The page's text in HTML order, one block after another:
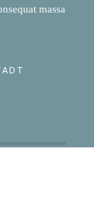
massa